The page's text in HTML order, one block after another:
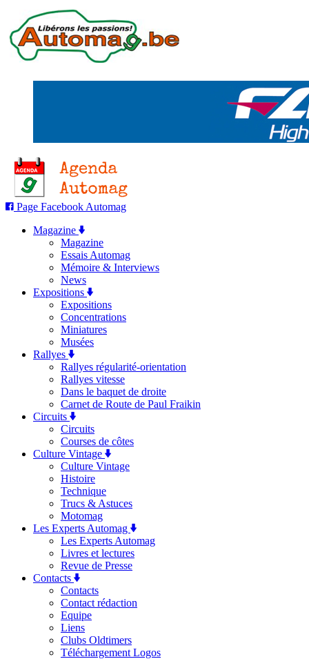
Page Facebook Automag
Magazine
Magazine
Essais Automag
Mémoire & Interviews
News
Expositions
Expositions
Concentrations
Miniatures
Musées
Rallyes
Rallyes régularité-orientation
Rallyes vitesse
Dans le baquet de droite
Carnet de Route de Paul Fraikin
Circuits
Circuits
Courses de côtes
Culture Vintage
Culture Vintage
Histoire
Technique
Trucs & Astuces
Motomag
Les Experts Automag
Les Experts Automag
Livres et lectures
Revue de Presse
Contacts
Contacts
Contact rédaction
Equipe
Liens
Clubs Oldtimers
Téléchargement Logos